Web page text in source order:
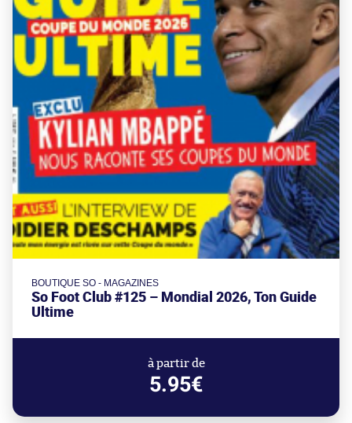
BOUTIQUE SO - MAGAZINES
So Foot Club #125 – Mondial 2026, Ton Guide
Ultime
à partir de
5.95€